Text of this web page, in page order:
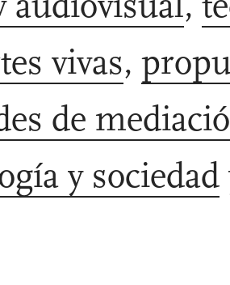
audiovisual,
vivas,
de
y sociedad